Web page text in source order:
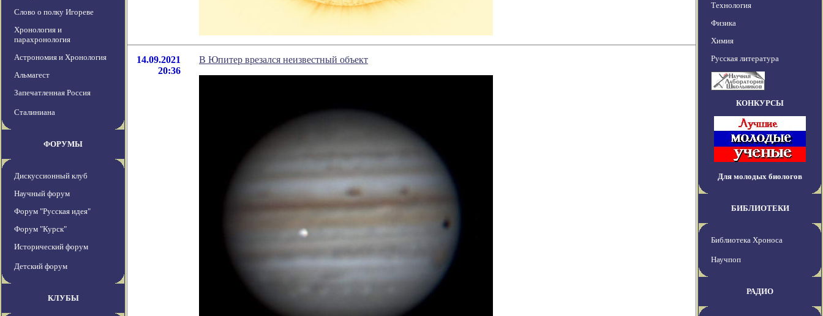
Слово о полку Игореве
Хронология и
парахронология
Астрономия и Хронология
Альмагест
Запечатленная Россия
Сталиниана
ФОРУМЫ
Дискуссионный клуб
Научный форум
Форум "Русская идея"
Форум "Курск"
Исторический форум
Детский форум
КЛУБЫ
14.09.2021
20:36
В Юпитер врезался неизвестный объект
Технология
Физика
Химия
Русская литература
КОНКУРСЫ
Для молодых биологов
БИБЛИОТЕКИ
Библиотека Хроноса
Научпоп
РАДИО